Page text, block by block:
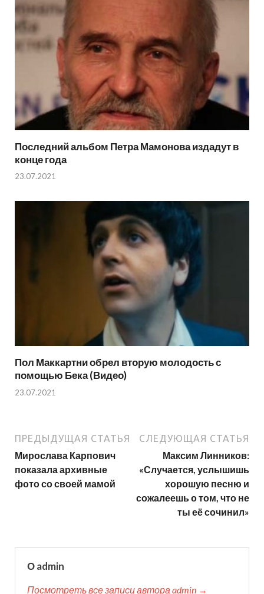
Последний альбом Петра Мамонова издадут в
конце года
23.07.2021
Пол Маккартни обрел вторую молодость с
помощью Бека (Видео)
23.07.2021
ПРЕДЫДУЩАЯ СТАТЬЯ
Мирослава Карпович
показала архивные
фото со своей мамой
СЛЕДУЮЩАЯ СТАТЬЯ
Максим Линников:
«Случается, услышишь
хорошую песню и
сожалеешь о том, что не
ты её сочинил»
О admin
Посмотреть все записи автора admin →